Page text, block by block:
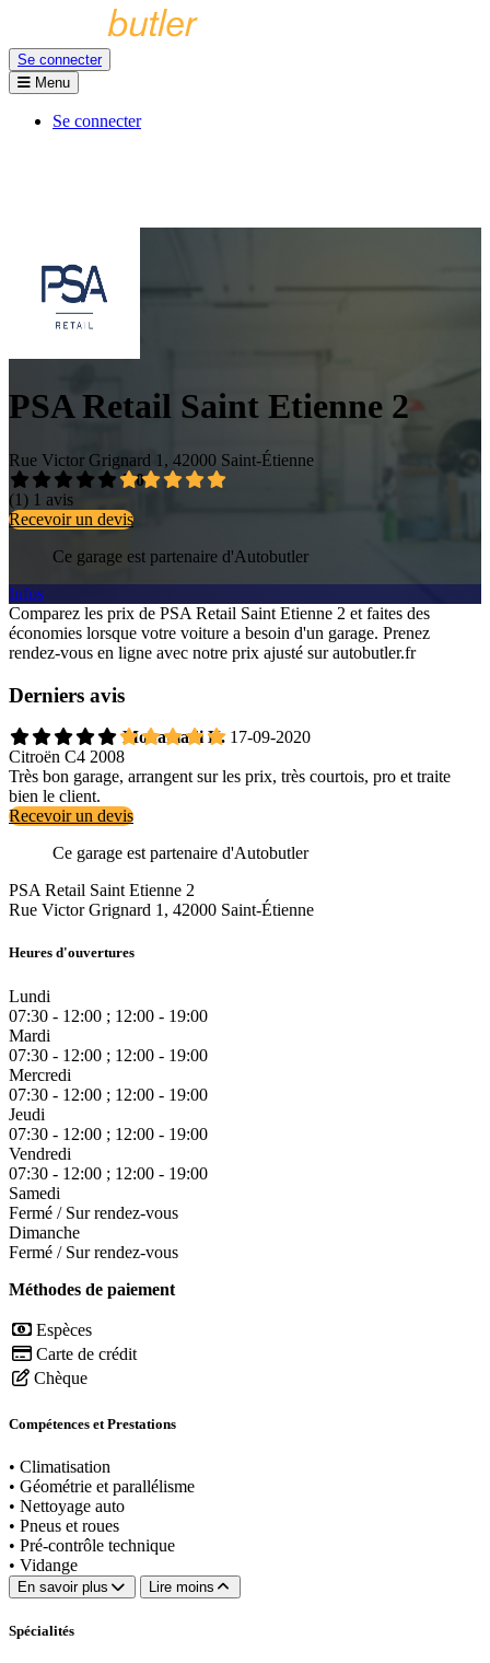
Se connecter
Menu
Se connecter
PSA Retail Saint Etienne 2
Rue Victor Grignard 1, 42000 Saint-Étienne
5,0
(1) 1 avis
Recevoir un devis
Ce garage est partenaire d'Autobutler
Infos
Comparez les prix de PSA Retail Saint Etienne 2 et faites des
économies lorsque votre voiture a besoin d'un garage. Prenez
rendez-vous en ligne avec notre prix ajusté sur autobutler.fr
Derniers avis
Mohamadi K. 17-09-2020
Citroën C4 2008
Très bon garage, arrangent sur les prix, très courtois, pro et traite
bien le client.
Recevoir un devis
Ce garage est partenaire d'Autobutler
PSA Retail Saint Etienne 2
Rue Victor Grignard 1, 42000 Saint-Étienne
Heures d'ouvertures
Lundi
07:30 - 12:00 ; 12:00 - 19:00
Mardi
07:30 - 12:00 ; 12:00 - 19:00
Mercredi
07:30 - 12:00 ; 12:00 - 19:00
Jeudi
07:30 - 12:00 ; 12:00 - 19:00
Vendredi
07:30 - 12:00 ; 12:00 - 19:00
Samedi
Fermé / Sur rendez-vous
Dimanche
Fermé / Sur rendez-vous
Méthodes de paiement
Espèces
Carte de crédit
Chèque
Compétences et Prestations
• Climatisation
• Géométrie et parallélisme
• Nettoyage auto
• Pneus et roues
• Pré-contrôle technique
• Vidange
En savoir plus Lire moins
Spécialités